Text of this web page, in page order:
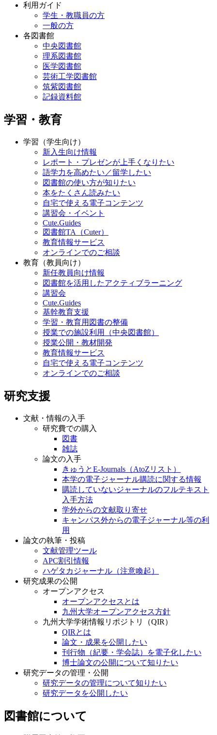
利用ガイド
学生・教職員の方
一般の方
各図書館
中央図書館
理系図書館
医学図書館
芸術工学図書館
筑紫図書館
記録資料館
学習・教育
学習（学生向け）
新入生向け情報
レポート・プレゼンが上手くなりたい
語学力を高めたい／留学したい
図書館の使い方が知りたい
本をたくさん読みたい
自宅で使える電子コンテンツ
講習会・イベント
Cute.Guides
図書館TA（Cuter）
教育情報サービス
オンラインでのご相談
教育（教員向け）
新任教員向け情報
図書館を活用したアクティブラーニング
講習会
Cute.Guides
基幹教育支援
学習・教育用図書の整備
授業での施設利用（中央図書館）
授業公開・教材開発
教育情報サービス
自宅で使える電子コンテンツ
オンラインでのご相談
研究支援
文献・情報の入手
研究費での購入
図書
雑誌
論文の入手
きゅうとE-Journals（AtoZリスト）
本学の電子ジャーナル購読に関する情報
購読していないジャーナルのフルテキスト
入手方法
学外からの文献取り寄せ
キャンパス外からの電子ジャーナル等の利
用
論文の執筆・投稿
文献管理ツール
APC割引情報
ハゲタカジャーナル（注意喚起）
研究成果の公開
オープンアクセス
オープンアクセスとは
九州大学オープンアクセス方針
九州大学学術情報リポジトリ（QIR）
QIRとは
論文・成果を公開したい
刊行物（紀要・学会誌）を電子化したい
博士論文の公開について知りたい
研究データの管理・公開
研究データの管理について知りたい
研究データを公開したい
図書館について